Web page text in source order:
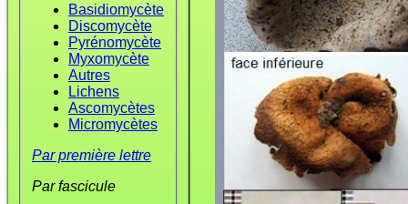
Basidiomycète
Discomycète
Pyrénomycète
Myxomycète
Autres
Lichens
Ascomycètes
Micromycètes
Par première lettre
Par fascicule